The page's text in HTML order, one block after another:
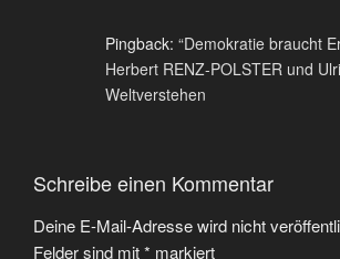
Pingback: “Demokratie braucht
Herbert RENZ-POLSTER und
Weltverstehen
Schreibe einen Kommentar
Deine E-Mail-Adresse wird nicht
Felder sind mit* markiert